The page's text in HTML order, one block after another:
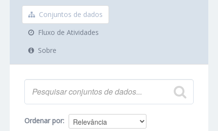
Sobre
Conjuntos de dados
Fluxo de Atividades
Sobre
Ordenar por